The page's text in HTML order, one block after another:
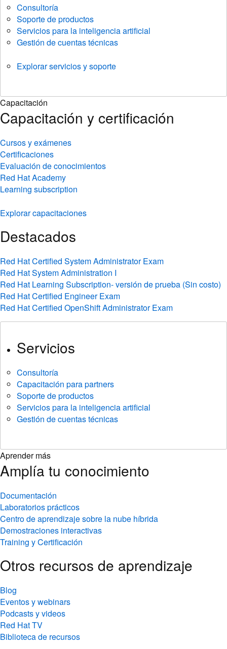
Consultoría
Soporte de productos
Servicios para la inteligencia artificial
Gestión de cuentas técnicas
Explorar servicios y soporte
Capacitación
Capacitación y certificación
Cursos y exámenes
Certificaciones
Evaluación de conocimientos
Red Hat Academy
Learning subscription
Explorar capacitaciones
Destacados
Red Hat Certified System Administrator Exam
Red Hat System Administration I
Red Hat Learning Subscription- versión de prueba (Sin costo)
Red Hat Certified Engineer Exam
Red Hat Certified OpenShift Administrator Exam
Servicios
Consultoría
Capacitación para partners
Soporte de productos
Servicios para la inteligencia artificial
Gestión de cuentas técnicas
Aprender más
Amplía tu conocimiento
Documentación
Laboratorios prácticos
Centro de aprendizaje sobre la nube híbrida
Demostraciones interactivas
Training y Certificación
Otros recursos de aprendizaje
Blog
Eventos y webinars
Podcasts y videos
Red Hat TV
Biblioteca de recursos